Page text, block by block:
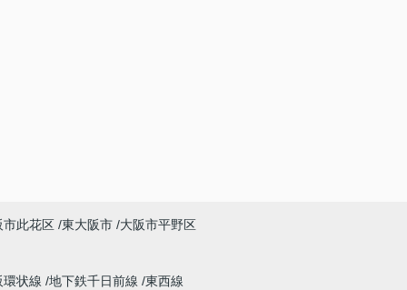
市此花区 東大阪市 大阪市平野区
環状線 地下鉄千日前線 東西線